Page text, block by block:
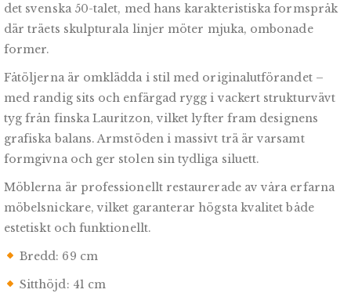
det svenska 50-talet, med hans karakteristiska formspråk
där träets skulpturala linjer möter mjuka, ombonade
former.
Fåtöljerna är omklädda i stil med originalutförandet –
med randig sits och enfärgad rygg i vackert strukturvävt
tyg från finska Lauritzon, vilket lyfter fram designens
grafiska balans. Armstöden i massivt trä är varsamt
formgivna och ger stolen sin tydliga siluett.
Möblerna är professionellt restaurerade av våra erfarna
möbelsnickare, vilket garanterar högsta kvalitet både
estetiskt och funktionellt.
Bredd: 69 cm
Sitthöjd: 41 cm